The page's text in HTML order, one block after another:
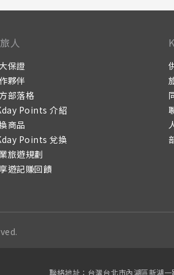
人
保證
夥伴
部落格
Points 介紹
商品
Points 兌換
旅遊規劃
遊記賺回饋
聯絡地址：台灣台北市內湖區新湖